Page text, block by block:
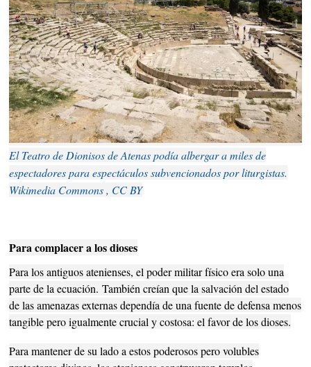
El Teatro de Dionisos de Atenas podía albergar a miles de
espectadores para espectáculos subvencionados por liturgistas.
Wikimedia Commons , CC BY
Para complacer a los dioses
Para los antiguos atenienses, el poder militar físico era solo una
parte de la ecuación.También creían que la salvación del estado
de las amenazas externas dependía de una fuente de defensa menos
tangible pero igualmente crucial y costosa: el favor de los dioses.
Para mantener de su lado a estos poderosos pero volubles